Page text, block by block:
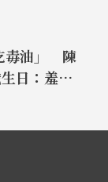
毒油」 陳
日：羞辱